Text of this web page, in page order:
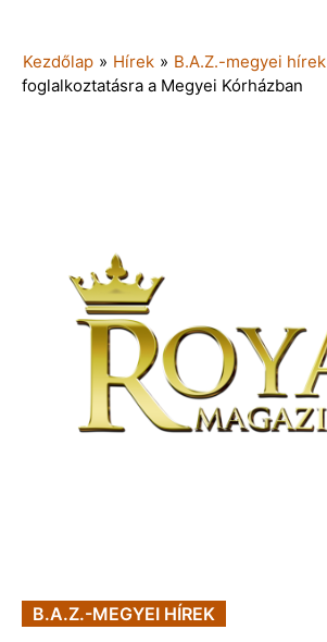
Kezdőlap » Hírek » B.A.Z.-megyei hírek
foglalkoztatásra a Megyei Kórházban
B.A.Z.-MEGYEI HÍREK